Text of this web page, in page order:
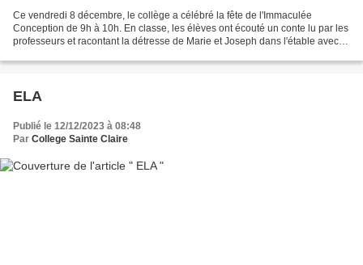
Ce vendredi 8 décembre, le collège a célébré la fête de l'Immaculée
Conception de 9h à 10h. En classe, les élèves ont écouté un conte lu par les
professeurs et racontant la détresse de Marie et Joseph dans l'étable avec
ELA
Publié le 12/12/2023 à 08:48
Par College Sainte Claire